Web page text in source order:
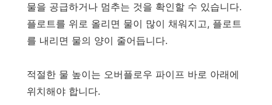
물을 공급하거나 멈추는 것을 확인할 수 있습니다.
플로트를 위로 올리면 물이 많이 채워지고, 플로트
를 내리면 물의 양이 줄어듭니다.
적절한 물 높이는 오버플로우 파이프 바로 아래에
위치해야 합니다.